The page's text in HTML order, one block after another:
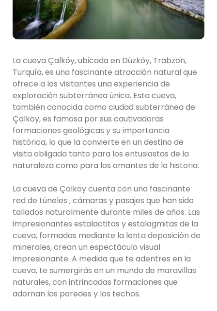
La cueva Çalköy, ubicada en Düzköy, Trabzon,
Turquía, es una fascinante atracción natural que
ofrece a los visitantes una experiencia de
exploración subterránea única. Esta cueva,
también conocida como ciudad subterránea de
Çalköy, es famosa por sus cautivadoras
formaciones geológicas y su importancia
histórica, lo que la convierte en un destino de
visita obligada tanto para los entusiastas de la
naturaleza como para los amantes de la historia.
La cueva de Çalköy cuenta con una fascinante
red de túneles , cámaras y pasajes que han sido
tallados naturalmente durante miles de años. Las
impresionantes estalactitas y estalagmitas de la
cueva, formadas mediante la lenta deposición de
minerales, crean un espectáculo visual
impresionante. A medida que te adentres en la
cueva, te sumergirás en un mundo de maravillas
naturales, con intrincadas formaciones que
adornan las paredes y los techos.